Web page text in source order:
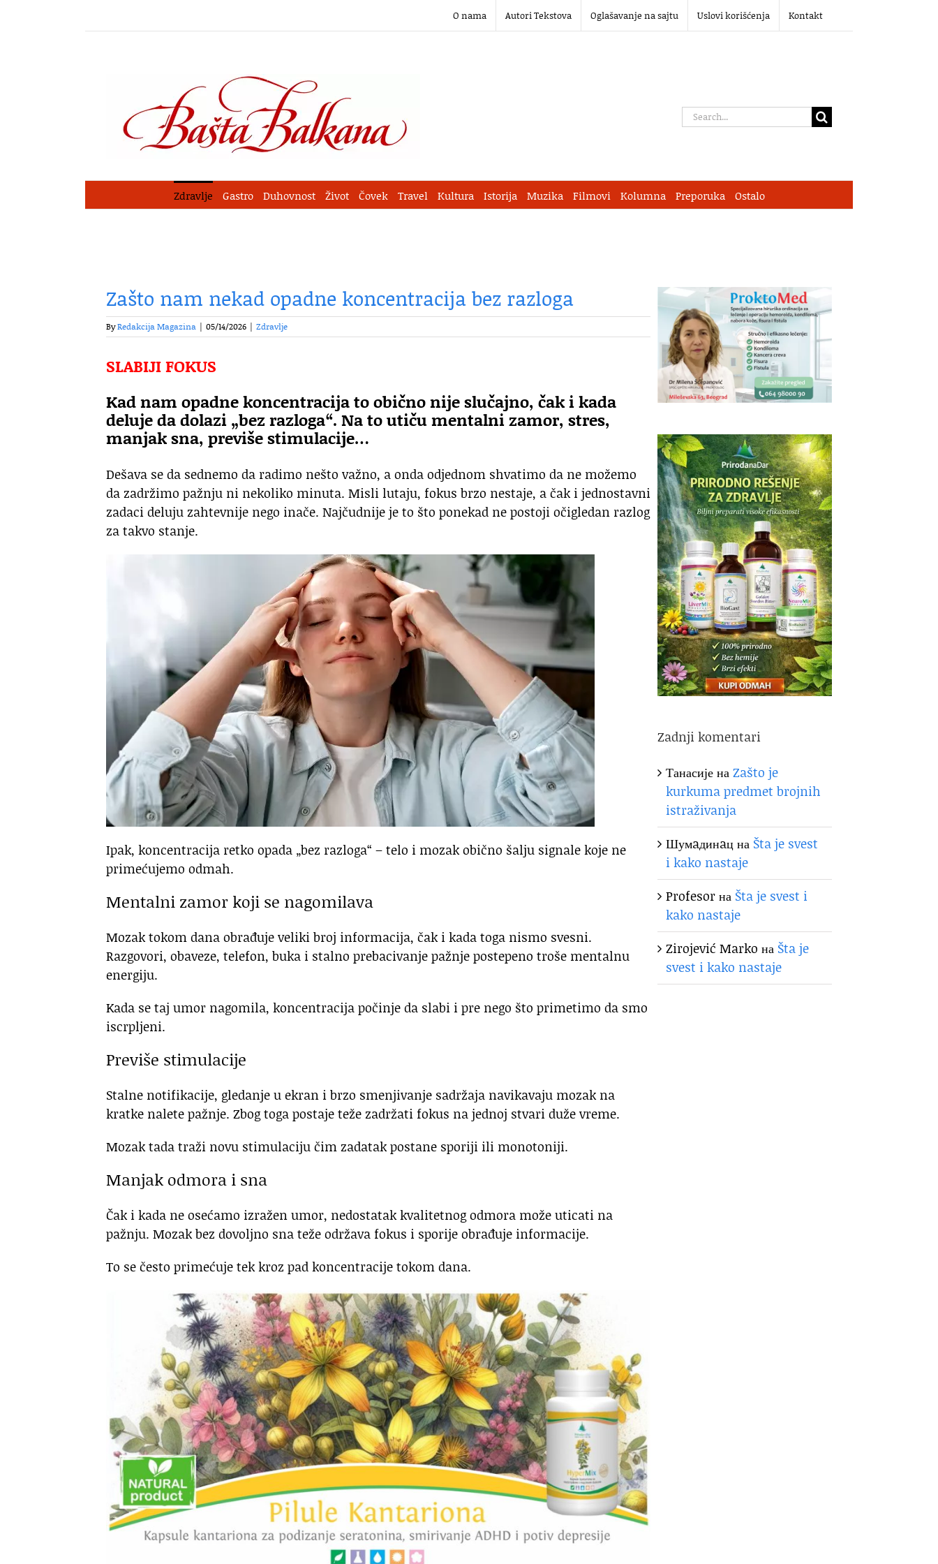
O nama Autori Tekstova Oglašavanje na sajtu Uslovi korišćenja Kontakt
Search
Zdravlje Gastro Duhovnost Život Čovek Travel Kultura Istorija Muzika Filmovi Kolumna Preporuka Ostalo
Zašto nam nekad opadne koncentracija bez razloga
ByRedakcija Magazina | 05/14/2026 | Zdravlje
SLABIJI FOKUS
Kad nam opadne koncentracija to obično nije slučajno, čak i kada
deluje da dolazi „bez razloga“. Na to utiču mentalni zamor, stres,
manjak sna, previše stimulacije…
Dešava se da sednemo da radimo nešto važno, a onda odjednom shvatimo da ne možemo
da zadržimo pažnju ni nekoliko minuta. Misli lutaju, fokus brzo nestaje, a čak i jednostavni
zadaci deluju zahtevnije nego inače. Najčudnije je to što ponekad ne postoji očigledan razlog
za takvo stanje.
Ipak, koncentracija retko opada „bez razloga“ – telo i mozak obično šalju signale koje ne
primećujemo odmah.
Mentalni zamor koji se nagomilava
Mozak tokom dana obrađuje veliki broj informacija, čak i kada toga nismo svesni.
Razgovori, obaveze, telefon, buka i stalno prebacivanje pažnje postepeno troše mentalnu
energiju.
Kada se taj umor nagomila, koncentracija počinje da slabi i pre nego što primetimo da smo
iscrpljeni.
Previše stimulacije
Stalne notifikacije, gledanje u ekran i brzo smenjivanje sadržaja navikavaju mozak na
kratke nalete pažnje. Zbog toga postaje teže zadržati fokus na jednoj stvari duže vreme.
Mozak tada traži novu stimulaciju čim zadatak postane sporiji ili monotoniji.
Manjak odmora i sna
Čak i kada ne osećamo izražen umor, nedostatak kvalitetnog odmora može uticati na
pažnju. Mozak bez dovoljno sna teže održava fokus i sporije obrađuje informacije.
To se često primećuje tek kroz pad koncentracije tokom dana.
Zadnji komentari
ТанасијенаZašto je
kurkuma predmet brojnih
istraživanja
Шумaдинaцна Šta je svest
i kako nastaje
Profesorна Šta je svest i
kako nastaje
Zirojević Marko на Šta je
svest i kako nastaje